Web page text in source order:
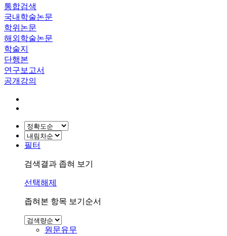
통합검색
국내학술논문
학위논문
해외학술논문
학술지
단행본
연구보고서
공개강의
필터
검색결과 좁혀 보기
선택해제
좁혀본 항목 보기순서
원문유무